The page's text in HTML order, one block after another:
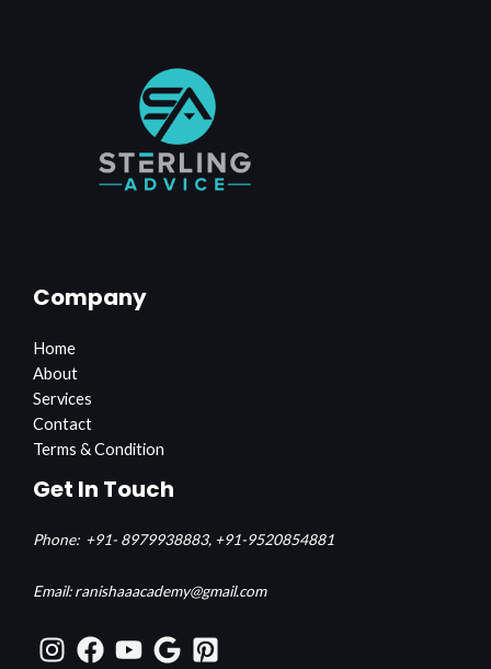
Company
Home
About
Services
Contact
Terms & Condition
Get In Touch
Phone: +91- 8979938883, +91-9520854881
Email: ranishaaacademy@gmail.com